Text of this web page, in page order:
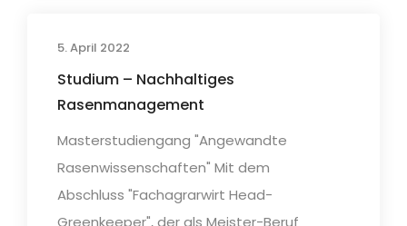
5. April 2022
Studium – Nachhaltiges
Rasenmanagement
Masterstudiengang "Angewandte
Rasenwissenschaften" Mit dem
Abschluss "Fachagrarwirt Head-